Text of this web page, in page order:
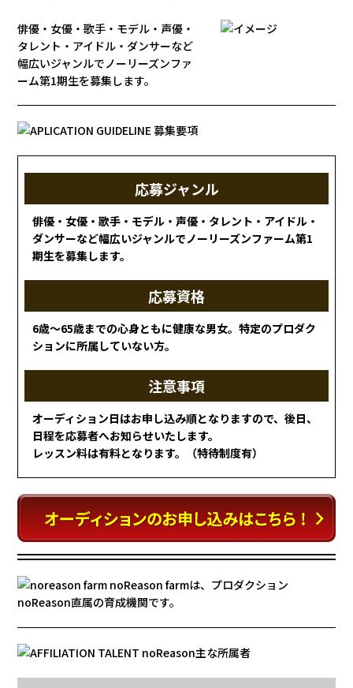
俳優・女優・歌手・モデル・声優・
タレント・アイドル・ダンサーなど
幅広いジャンルでノーリーズンファ
ーム第1期生を募集します。
応募ジャンル
俳優・女優・歌手・モデル・声優・タレント・アイドル・
ダンサーなど幅広いジャンルでノーリーズンファーム第1
期生を募集します。
応募資格
6歳〜65歳までの心身ともに健康な男女。特定のプロダク
ションに所属していない方。
注意事項
オーディション日はお申し込み順となりますので、後日、
日程を応募者へお知らせいたします。
レッスン料は有料となります。（特待制度有）